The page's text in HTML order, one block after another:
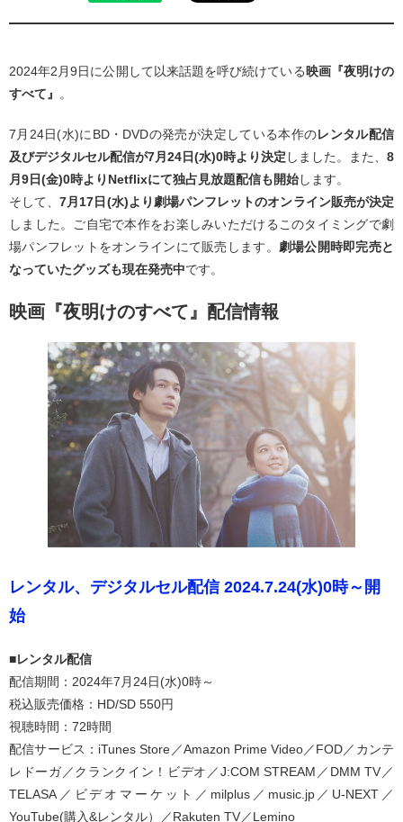
2024年2月9日に公開して以来話題を呼び続けている映画『夜明けの
すべて』
。
7月24日(水)にBD・DVDの発売が決定している本作のレンタル配信
及びデジタルセル配信が7月24日(水)0時より決定 しました。また、 8
月9日(金)0時よりNetflixにて独占見放題配信も開始します。
そして、7月17日(水)より劇場パンフレットのオンライン販売が決定
しました。ご自宅で本作をお楽しみいただけるこのタイミングで劇
場パンフレットをオンラインにて販売します。 劇場公開時即完売と
なっていたグッズも現在発売中です。
映画『夜明けのすべて』配信情報
レンタル、デジタルセル配信 2024.7.24(水)0時～開
始
■レンタル配信
配信期間：2024年7月24日(水)0時～
税込販売価格：HD/SD 550円
視聴時間：72時間
配信サービス：iTunes Store／Amazon Prime Video／FOD／カンテ
レドーガ／クランクイン！ビデオ／J:COM STREAM／DMM TV／
TELASA／ビデオマーケット／milplus／music.jp／U-NEXT／
YouTube(購入&レンタル）／Rakuten TV／Lemino